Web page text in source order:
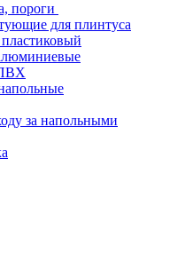
пороги
для плинтуса
за напольными